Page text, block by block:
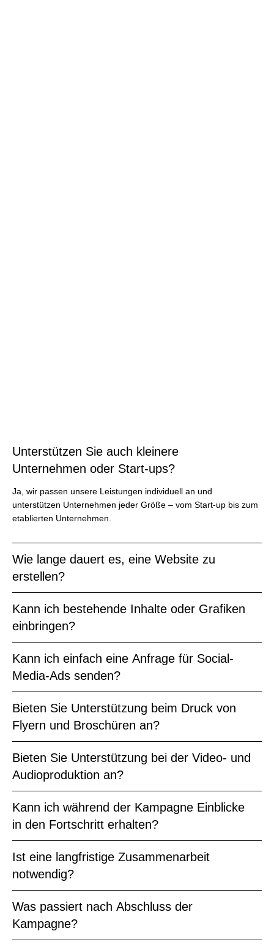
Unterstützen Sie auch kleinere
Unternehmen oder Start-ups?
Ja, wir passen unsere Leistungen individuell an und
unterstützen Unternehmen jeder Größe – vom Start-up bis zum
etablierten Unternehmen.
Wie lange dauert es, eine Website zu
erstellen?
Kann ich bestehende Inhalte oder Grafiken
einbringen?
Kann ich einfach eine Anfrage für Social-
Media-Ads senden?
Bieten Sie Unterstützung beim Druck von
Flyern und Broschüren an?
Bieten Sie Unterstützung bei der Video- und
Audioproduktion an?
Kann ich während der Kampagne Einblicke
in den Fortschritt erhalten?
Ist eine langfristige Zusammenarbeit
notwendig?
Was passiert nach Abschluss der
Kampagne?